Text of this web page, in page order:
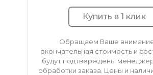
Купить в 1 клик
Обращаем Ваше
окончательная стоимость и
будут подтверждены
обработки заказа. Цены и